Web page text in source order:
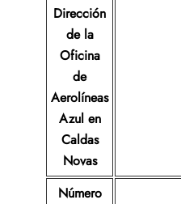
Dirección
de la
Oficina
de
Aerolíneas
Azul en
Caldas
Novas
Número